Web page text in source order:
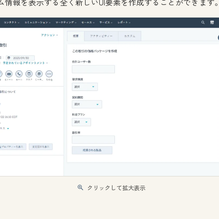
クリックして拡大表示